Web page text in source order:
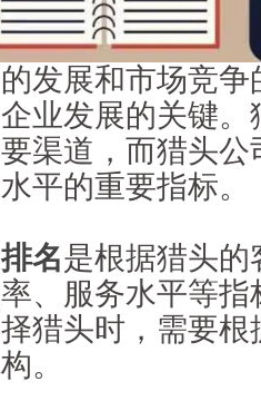
展和市场竞争
业发展的关键
渠道，而猎头
平的重要指标。
名是根据猎头的
、服务水平等
猎头时，需要
。